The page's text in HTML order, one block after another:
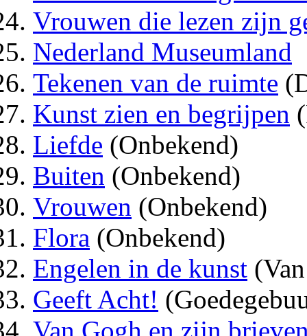
Vrouwen die lezen zijn
Nederland Museumland
Tekenen van de ruimte
Kunst zien en begrijpen
Liefde (Onbekend)
Buiten (Onbekend)
Vrouwen (Onbekend)
Flora (Onbekend)
Engelen in de kunst
Geeft Acht!
Van Gogh en zijn